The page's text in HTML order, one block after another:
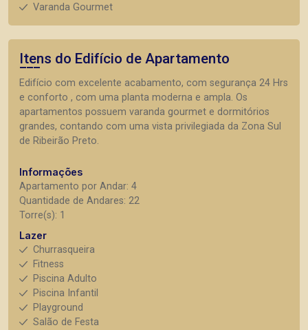
Varanda Gourmet
Itens do Edifício de Apartamento
Edifício com excelente acabamento, com segurança 24 Hrs
e conforto , com uma planta moderna e ampla. Os
apartamentos possuem varanda gourmet e dormitórios
grandes, contando com uma vista privilegiada da Zona Sul
de Ribeirão Preto.
Informações
Apartamento por Andar: 4
Quantidade de Andares: 22
Torre(s): 1
Lazer
Churrasqueira
Fitness
Piscina Adulto
Piscina Infantil
Playground
Salão de Festa